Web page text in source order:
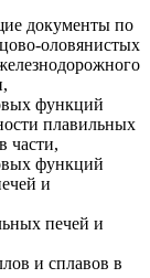
документы по
оловянистых
функций
плавильных
части,
функций
и
печей и
и сплавов в